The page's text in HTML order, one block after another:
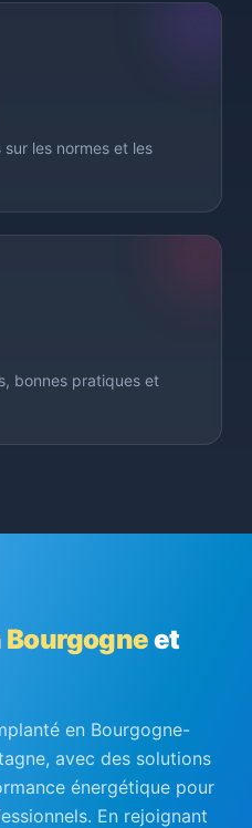
les normes et les
bonnes pratiques et
Bourgogneet
en Bourgogne-
avec des solutions
énergétique pour
En rejoignant